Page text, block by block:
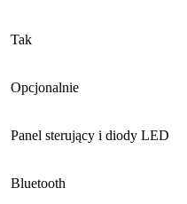
Tak
Opcjonalnie
Panel sterujący i diody LED
Bluetooth